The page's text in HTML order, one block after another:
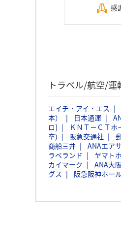
感
トラベル/航空/
エイチ・アイ・エス
本）
日本通運
ロ]
ＫＮＴ－ＣＴホ
卒)
阪急交通社
商船三井
ANAエア
ラベランド
ヤマト
カイマーク
ANA大
グス
阪急阪神ホー